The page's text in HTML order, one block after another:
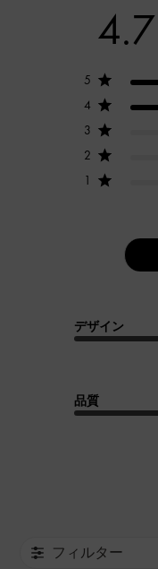
4.7
5
4
3
2
1
デザイン
品質
フィルター